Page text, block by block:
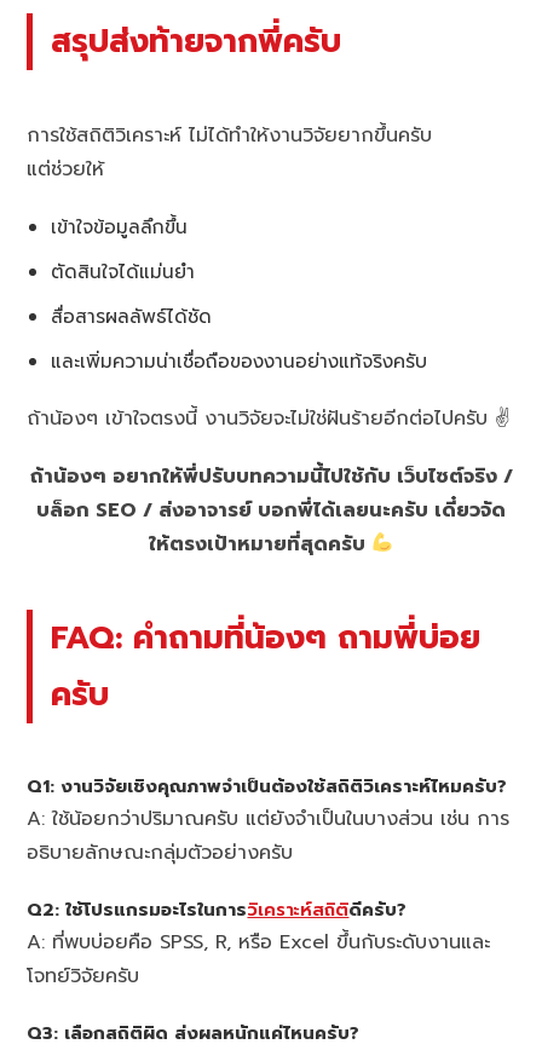
สรุปส่งท้ายจากพี่ครับ
การใช้สถิติวิเคราะห์ ไม่ได้ทำให้งานวิจัยยากขึ้นครับ
แต่ช่วยให้
เข้าใจข้อมูลลึกขึ้น
ตัดสินใจได้แม่นยำ
สื่อสารผลลัพธ์ได้ชัด
และเพิ่มความน่าเชื่อถือของงานอย่างแท้จริงครับ
ถ้าน้องๆ เข้าใจตรงนี้ งานวิจัยจะไม่ใช่ฝันร้ายอีกต่อไปครับ ✌️
ถ้าน้องๆ อยากให้พี่ปรับบทความนี้ไปใช้กับ เว็บไซต์จริง /
บล็อก SEO / ส่งอาจารย์ บอกพี่ได้เลยนะครับ เดี๋ยวจัด
ให้ตรงเป้าหมายที่สุดครับ
FAQ: คำถามที่น้องๆ ถามพี่บ่อย
ครับ
Q1: งานวิจัยเชิงคุณภาพจำเป็นต้องใช้สถิติวิเคราะห์ไหมครับ?
A: ใช้น้อยกว่าปริมาณครับ แต่ยังจำเป็นในบางส่วน เช่น การ
อธิบายลักษณะกลุ่มตัวอย่างครับ
Q2: ใช้โปรแกรมอะไรในการวิเคราะห์สถิติดีครับ?
A: ที่พบบ่อยคือ SPSS, R, หรือ Excel ขึ้นกับระดับงานและ
โจทย์วิจัยครับ
Q3: เลือกสถิติผิด ส่งผลหนักแค่ไหนครับ?